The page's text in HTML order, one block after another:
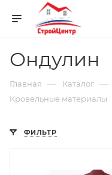
Ондулин
Главная — Каталог —
Кровельные материалы
ФИЛЬТР